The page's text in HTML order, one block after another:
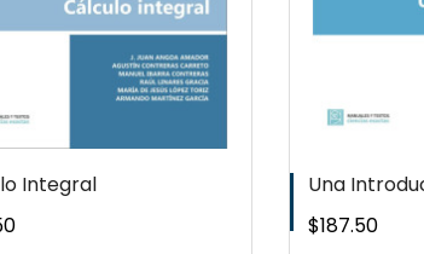
Integral
Una
Precio
$187.50